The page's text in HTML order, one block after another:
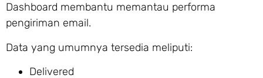
Dashboard membantu memantau performa
pengiriman email.
Data yang umumnya tersedia meliputi:
Delivered